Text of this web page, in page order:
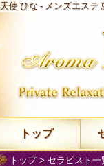
天使 ひな - メンズエステ
トップ> セラピスト一
トップ